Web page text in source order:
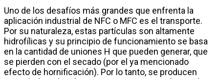
Uno de los desafíos más grandes que enfrenta la
aplicación industrial de NFC o MFC es el transporte.
Por su naturaleza, estas partículas son altamente
hidrofílicas y su principio de funcionamiento se basa
en la cantidad de uniones H que pueden generar, que
se pierden con el secado (por el ya mencionado
efecto de hornificación). Por lo tanto, se producen